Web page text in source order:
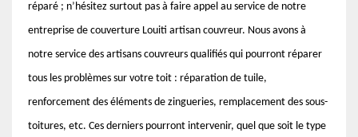
réparé ; n’hésitez surtout pas à faire appel au service de notre
entreprise de couverture Louiti artisan couvreur. Nous avons à
notre service des artisans couvreurs qualifiés qui pourront réparer
tous les problèmes sur votre toit : réparation de tuile,
renforcement des éléments de zingueries, remplacement des sous-
toitures, etc. Ces derniers pourront intervenir, quel que soit le type